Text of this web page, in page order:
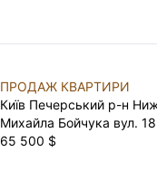
ПРОДАЖ КВАРТИРИ
Київ Печерський р-н
Михайла Бойчука вул. 18
65 500 $